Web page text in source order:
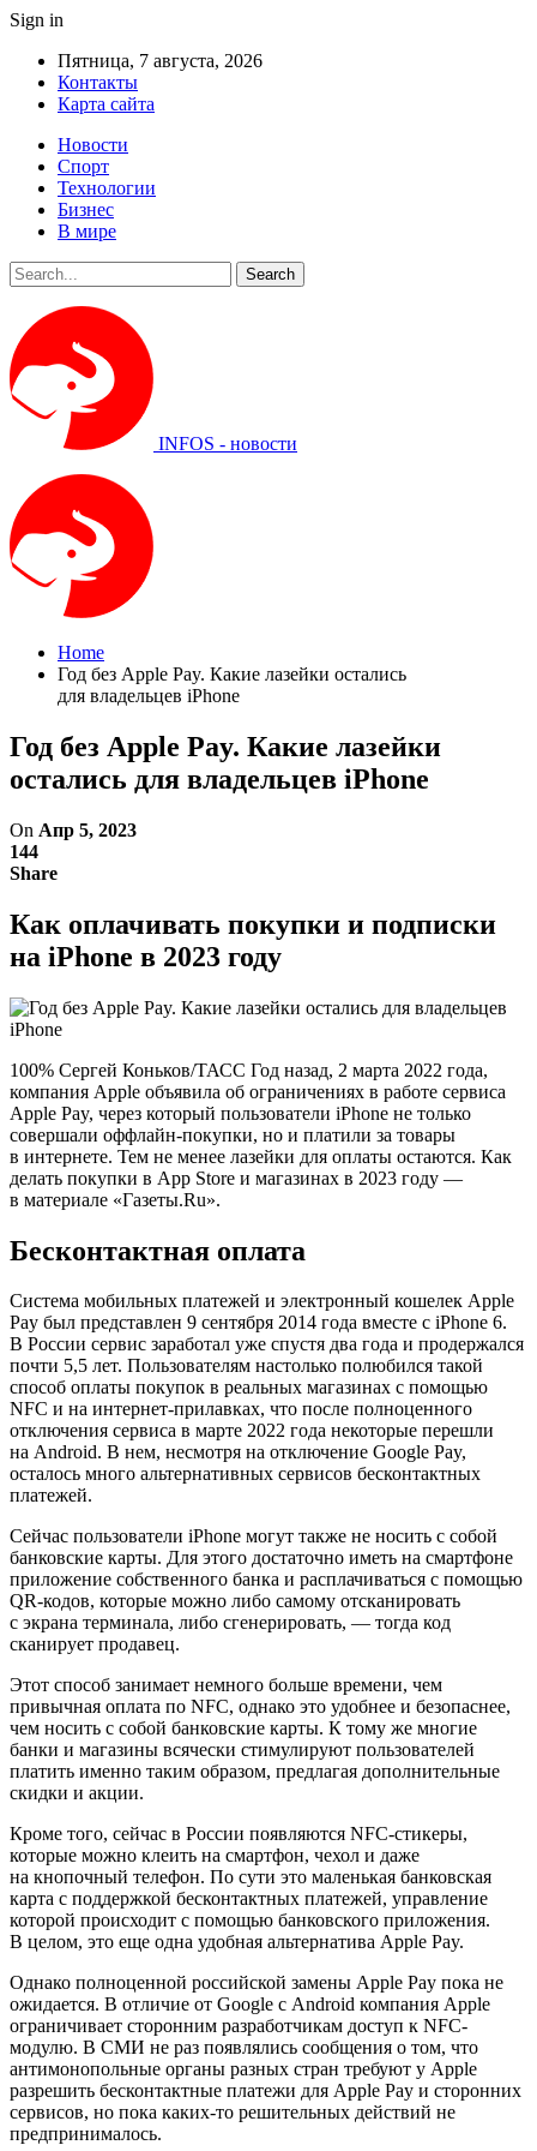
Sign in
Пятница, 7 августа, 2026
Контакты
Карта сайта
Новости
Спорт
Технологии
Бизнес
В мире
INFOS - новости
Home
Год без Apple Pay. Какие лазейки остались
для владельцев iPhone
Год без Apple Pay. Какие лазейки
остались для владельцев iPhone
On Апр 5, 2023
144
Share
Как оплачивать покупки и подписки
на iPhone в 2023 году
100% Сергей Коньков/ТАСС Год назад, 2 марта 2022 года,
компания Apple объявила об ограничениях в работе сервиса
Apple Pay, через который пользователи iPhone не только
совершали оффлайн-покупки, но и платили за товары
в интернете. Тем не менее лазейки для оплаты остаются. Как
делать покупки в App Store и магазинах в 2023 году —
в материале «Газеты.Ru».
Бесконтактная оплата
Система мобильных платежей и электронный кошелек Apple
Pay был представлен 9 сентября 2014 года вместе с iPhone 6.
В России сервис заработал уже спустя два года и продержался
почти 5,5 лет. Пользователям настолько полюбился такой
способ оплаты покупок в реальных магазинах с помощью
NFC и на интернет-прилавках, что после полноценного
отключения сервиса в марте 2022 года некоторые перешли
на Android. В нем, несмотря на отключение Google Pay,
осталось много альтернативных сервисов бесконтактных
платежей.
Сейчас пользователи iPhone могут также не носить с собой
банковские карты. Для этого достаточно иметь на смартфоне
приложение собственного банка и расплачиваться с помощью
QR-кодов, которые можно либо самому отсканировать
с экрана терминала, либо сгенерировать, — тогда код
сканирует продавец.
Этот способ занимает немного больше времени, чем
привычная оплата по NFC, однако это удобнее и безопаснее,
чем носить с собой банковские карты. К тому же многие
банки и магазины всячески стимулируют пользователей
платить именно таким образом, предлагая дополнительные
скидки и акции.
Кроме того, сейчас в России появляются NFC-стикеры,
которые можно клеить на смартфон, чехол и даже
на кнопочный телефон. По сути это маленькая банковская
карта с поддержкой бесконтактных платежей, управление
которой происходит с помощью банковского приложения.
В целом, это еще одна удобная альтернатива Apple Pay.
Однако полноценной российской замены Apple Pay пока не
ожидается. В отличие от Google с Android компания Apple
ограничивает сторонним разработчикам доступ к NFC-
модулю. В СМИ не раз появлялись сообщения о том, что
антимонопольные органы разных стран требуют у Apple
разрешить бесконтактные платежи для Apple Pay и сторонних
сервисов, но пока каких-то решительных действий не
предпринималось.